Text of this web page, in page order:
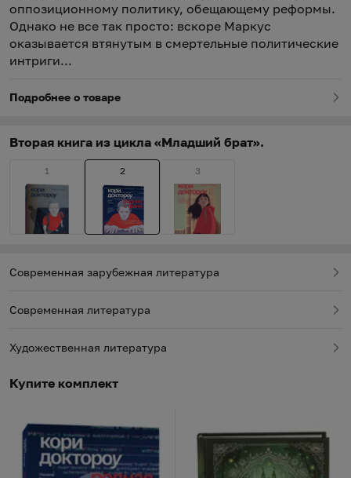
оппозиционному политику, обещающему реформы.
Однако не все так просто: вскоре Маркус
оказывается втянутым в смертельные политические
интриги...
Подробнее о товаре
Вторая книга из цикла «Младший брат».
1 2 3
Современная зарубежная литература
Современная литература
Художественная литература
Купите комплект